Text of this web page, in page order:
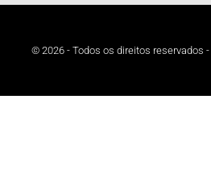
© 2026 - Todos os direitos reservados -